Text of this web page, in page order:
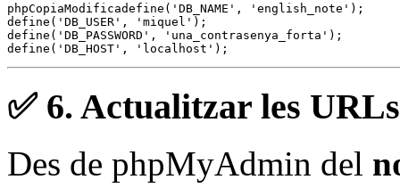
phpCopiaModificadefine('DB_NAME', 'english_note');
define('DB_USER', 'miquel');
define('DB_PASSWORD', 'una_contrasenya_forta');
✅ 6. Actualitzar les
Des de phpMyAdmin del